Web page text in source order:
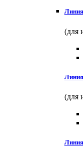
(для
(для